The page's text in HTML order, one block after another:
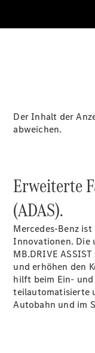
Der Inhalt der
abweichen.
Erweiterte
(ADAS).
Mercedes-Benz
Innovationen. Die
MB.DRIVEASSIST
und erhöhen den
hilft beim Ein-
teilautomatisierte
Autobahn und im